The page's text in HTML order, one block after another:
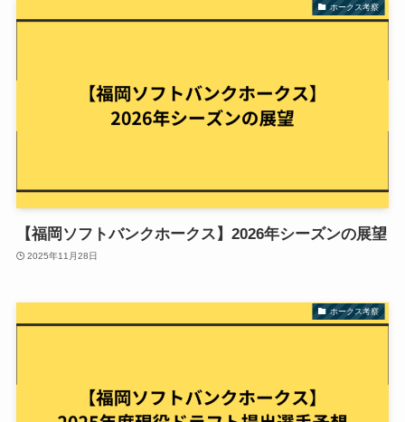
ホークス考察
【福岡ソフトバンクホークス】2026年シーズンの展望
2025年11月28日
ホークス考察